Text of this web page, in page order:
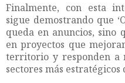
Finalmente, con esta
sigue demostrando que
queda en anuncios, sino
en proyectos que
territorio y responden a
sectores más